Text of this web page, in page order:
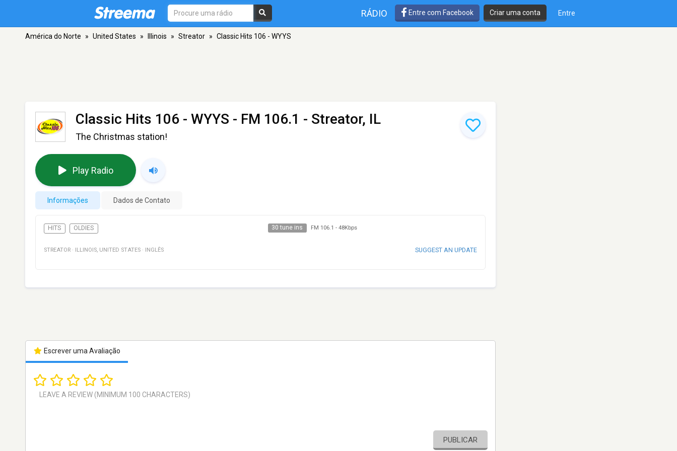
RÁDIO Entre com Facebook Criar uma conta Entre
América do Norte » United States » Illinois » Streator » Classic Hits 106 - WYYS
Classic Hits 106 - WYYS - FM 106.1 - Streator, IL
The Christmas station!
Play Radio
Informações Dados de Contato
HITS OLDIES 30 tune ins FM 106.1 - 48Kbps
STREATOR · ILLINOIS, UNITED STATES · INGLÊS SUGGEST AN UPDATE
Escrever uma Avaliação
PUBLICAR